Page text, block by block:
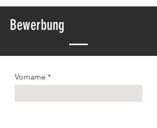
Bewerbung
Vorname